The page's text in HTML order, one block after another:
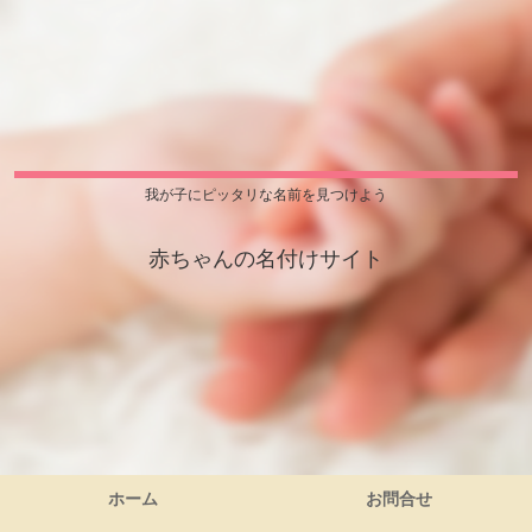
我が子にピッタリな名前を見つけよう
赤ちゃんの名付けサイト
ホーム お問合せ